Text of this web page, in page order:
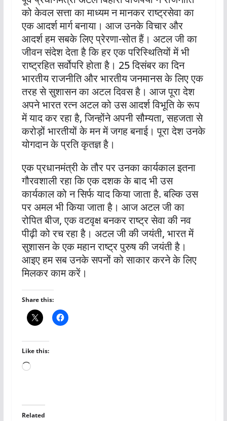
को केवल सत्ता का माध्यम न मानकर राष्ट्रसेवा का
एक आदर्श मार्ग बनाया। आज उनके विचार और
आदर्श हम सबके लिए प्रेरणा-सोत हैं। अटल जी का
जीवन संदेश देता है कि हर एक परिस्थितियों में भी
राष्ट्रहित सर्वोपरि होता है। 25 दिसंबर का दिन
भारतीय राजनीति और भारतीय जनमानस के लिए एक
तरह से सुशासन का अटल दिवस है। आज पूरा देश
अपने भारत रत्न अटल को उस आदर्श विभूति के रूप
में याद कर रहा है, जिन्होंने अपनी सौम्यता, सहजता से
करोड़ों भारतीयों के मन में जगह बनाई। पूरा देश उनके
योगदान के प्रति कृतज्ञ है।
एक प्रधानमंत्री के तौर पर उनका कार्यकाल इतना
गौरवशाली रहा कि एक दशक के बाद भी उस
कार्यकाल को न सिर्फ याद किया जाता है. बल्कि उस
पर अमल भी किया जाता है। आज अटल जी का
रोपित बीज, एक वटवृक्ष बनकर राष्ट्र सेवा की नव
पीढ़ी को रच रहा है। अटल जी की जयंती, भारत में
सुशासन के एक महान राष्ट्र पुरुष की जयंती है।
आइए हम सब उनके सपनों को साकार करने के लिए
मिलकर काम करें।
Share this:
Like this:
Loading…
Related